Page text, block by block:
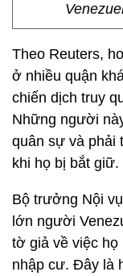
Theo Reuters,
ở nhiều quận
chiến dịch truy
Những người
quân sự và phải
khi họ bị bắt giữ.
Bộ trưởng Nội
lớn người
tờ giả về việc họ
nhập cư. Đây là